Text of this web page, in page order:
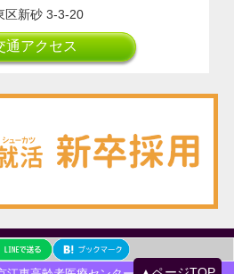
区新砂 3-3-20
通アクセス